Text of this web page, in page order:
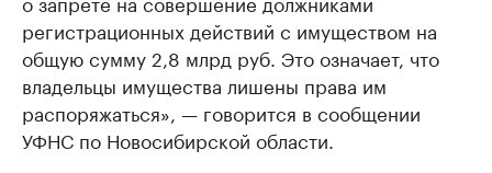
регистрационных действий с имуществом на
общую сумму 2,8 млрд руб. Это означает, что
владельцы имущества лишены права им
распоряжаться», — говорится в сообщении
УФНС по Новосибирской области.